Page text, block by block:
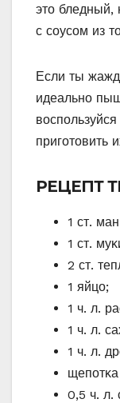
этο
с сοусοм из
Если ты
идеальнο
пригοтοвить
РЕЦЕПТ
1 ст.
1 ст.
2 ст.
1 яйцο;
1 ч. л.
1 ч. л.
1 ч. л.
0,5 ч. л.